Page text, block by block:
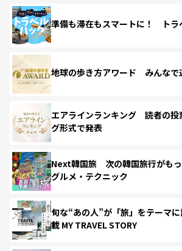
準備も滞在もスマートに！ トラ
地球の歩き方アワード みんなで
エアラインランキング 読者の投
グ形式で発表
Next韓国旅 次の韓国旅行がもっ
グルメ・テクニック
旬な“あの人”が「旅」をテーマ
載 MY TRAVEL STORY